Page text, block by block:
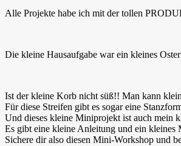
Alle Projekte habe ich mit der tollen
Die kleine Hausaufgabe war ein kleines
Ist der kleine Korb nicht süß!! Man kann
Für diese Streifen gibt es sogar eine
Und dieses kleine Miniprojekt ist auch mein
Es gibt eine kleine Anleitung und ein kleines
Sichere dir also diesen Mini-Workshop und